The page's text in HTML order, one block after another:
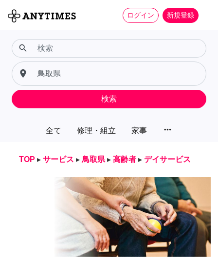
ログイン 新規登録
全て 修理・組立 家事 more_horiz
search
place
検索
TOP ▸ サービス ▸ 鳥取県 ▸ 高齢者 ▸ デイサービス